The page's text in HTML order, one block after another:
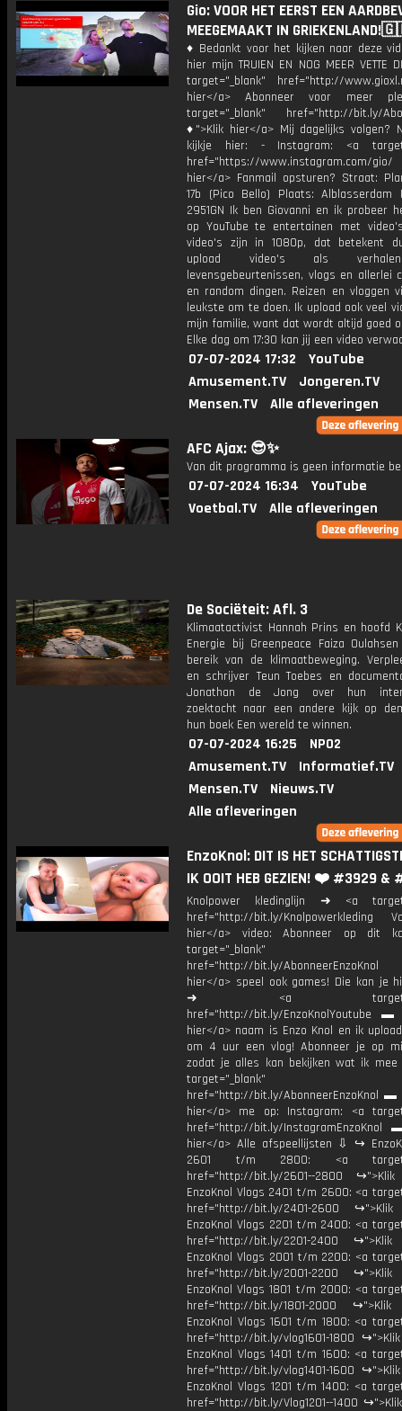
Gio: VOOR HET EERST EEN
MEEGEMAAKT IN
♦ Bedankt voor het kijken naar deze
hier mijn TRUIEN EN NOG MEER VETTE
target="_blank" href="http://
hier</a> Abonneer voor meer
target="_blank" href="http://bit.ly/
♦">Klik hier</a> Mij dagelijks volgen?
kijkje hier: - Instagram: <a
href="https://www.instagram.com/
hier</a> Fanmail opsturen? Straat:
17b (Pico Bello) Plaats: Alblasserdam
2951GN Ik ben Giovanni en ik probeer
op YouTube te entertainen met
video's zijn in 1080p, dat betekent
upload video's als
levensgebeurtenissen, vlogs en allerlei
en random dingen. Reizen en vloggen
leukste om te doen. Ik upload ook veel
mijn familie, want dat wordt altijd goed
Elke dag om 17:30 kan jij een video
07-07-2024 17:32
YouTube
Amusement.TV
Jongeren.TV
Mensen.TV
Alle afleveringen
AFC Ajax: 😎✨
Van dit programma is geen informatie
07-07-2024 16:34
YouTube
Voetbal.TV
Alle afleveringen
De Sociëteit: Afl. 3
Klimaatactivist Hannah Prins en hoofd
Energie bij Greenpeace Faiza
bereik van de klimaatbeweging.
en schrijver Teun Toebes en
Jonathan de Jong over hun
zoektocht naar een andere kijk op
hun boek Een wereld te winnen.
07-07-2024 16:25
NPO2
Amusement.TV
Informatief.TV
Mensen.TV
Nieuws.TV
Alle afleveringen
EnzoKnol: DIT IS HET
IK OOIT HEB GEZIEN! ❤️ #3929 &
Knolpower kledinglijn ➜ <a
href="http://bit.ly/Knolpowerkleding
hier</a> video: Abonneer op dit
target="_blank"
href="http://bit.ly/
hier</a> speel ook games! Die kan je
➜ <a
href="http://bit.ly/EnzoKnolYoutube ▬
hier</a> naam is Enzo Knol en ik
om 4 uur een vlog! Abonneer je op
zodat je alles kan bekijken wat ik mee
target="_blank"
href="http://bit.ly/AbonneerEnzoKnol ▬
hier</a> me op: Instagram: <a
href="http://bit.ly/InstagramEnzoKnol
hier</a> Alle afspeellijsten ⇩ ↪
2601 t/m 2800: <a
href="http://bit.ly/2601--2800
EnzoKnol Vlogs 2401 t/m 2600: <a
href="http://bit.ly/2401-2600 ↪">Klik
EnzoKnol Vlogs 2201 t/m 2400: <a
href="http://bit.ly/2201-2400 ↪">Klik
EnzoKnol Vlogs 2001 t/m 2200: <a
href="http://bit.ly/2001-2200 ↪">Klik
EnzoKnol Vlogs 1801 t/m 2000: <a
href="http://bit.ly/1801-2000 ↪">Klik
EnzoKnol Vlogs 1601 t/m 1800: <a
href="http://bit.ly/vlog1601-1800
EnzoKnol Vlogs 1401 t/m 1600: <a
href="http://bit.ly/vlog1401-1600
EnzoKnol Vlogs 1201 t/m 1400: <a
href="http://bit.ly/Vlog1201--1400